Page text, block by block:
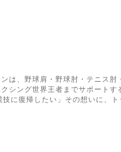
は、野球肩・野球肘・テニス肘
シング世界王者までサポートす
に復帰したい」その想いに、